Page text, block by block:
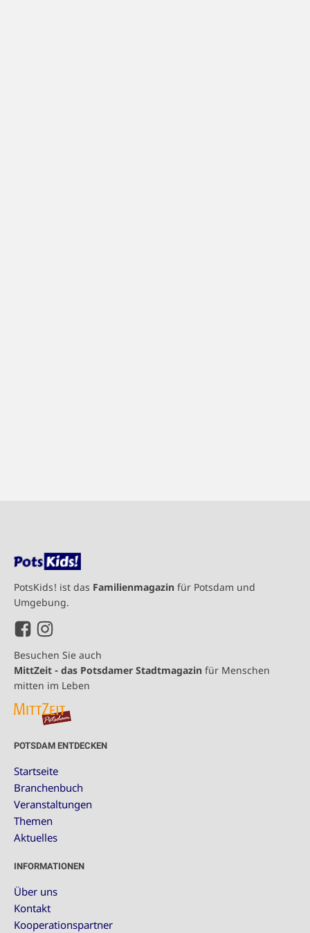
PotsKids! ist das Familienmagazin für Potsdam und
Umgebung.
Besuchen Sie auch
MittZeit - das Potsdamer Stadtmagazin für Menschen
mitten im Leben
POTSDAM ENTDECKEN
Startseite
Branchenbuch
Veranstaltungen
Themen
Aktuelles
INFORMATIONEN
Über uns
Kontakt
Kooperationspartner